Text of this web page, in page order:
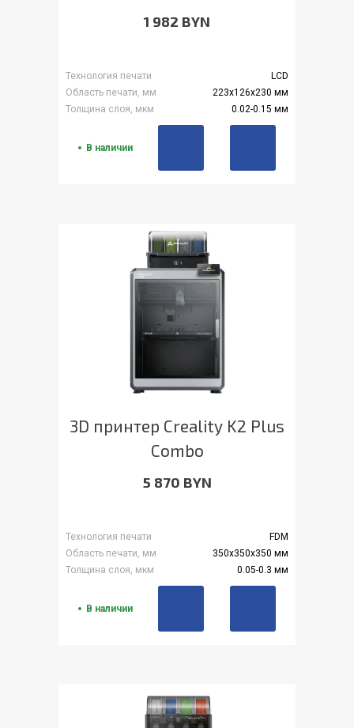
1 982 BYN
Технология печати
LCD
Область печати, мм
223x126x230 мм
Толщина слоя, мкм
0.02-0.15 мм
В наличии
3D принтер Creality K2 Plus
Combo
5 870 BYN
Технология печати
FDM
Область печати, мм
350x350x350 мм
Толщина слоя, мкм
0.05-0.3 мм
В наличии